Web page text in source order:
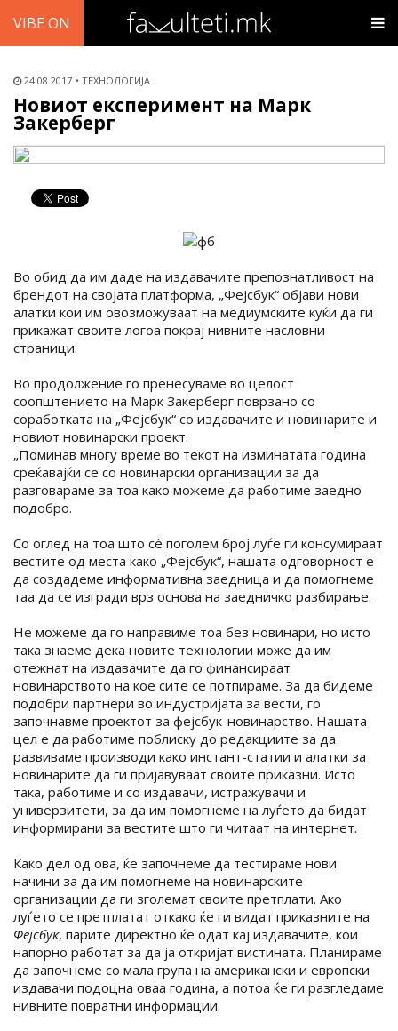
VIBE ON
24.08.2017 ТЕХНОЛОГИЈА
Новиот експеримент на Марк
Закерберг
Во обид да им даде на издавачите препознатливост на
брендот на својата платформа, „Фејсбук“ објави нови
алатки кои им овозможуваат на медиумските куќи да ги
прикажат своите логоа покрај нивните насловни
страници.
Во продолжение го пренесуваме во целост
соопштението на Марк Закерберг поврзано со
соработката на „Фејсбук“ со издавачите и новинарите и
новиот новинарски проект.
„Поминав многу време во текот на изминатата година
среќавајќи се со новинарски организации за да
разговараме за тоа како можеме да работиме заедно
подобро.
Со оглед на тоа што сè поголем број луѓе ги консумираат
вестите од места како „Фејсбук“, нашата одговорност е
да создадеме информативна заедница и да помогнеме
таа да се изгради врз основа на заедничко разбирање.
Не можеме да го направиме тоа без новинари, но исто
така знаеме дека новите технологии може да им
отежнат на издавачите да го финансираат
новинарството на кое сите се потпираме. За да бидеме
подобри партнери во индустријата за вести, го
започнавме проектот за фејсбук-новинарство. Нашата
цел е да работиме поблиску до редакциите за да
развиваме производи како инстант-статии и алатки за
новинарите да ги пријавуваат своите приказни. Исто
така, работиме и со издавачи, истражувачи и
универзитети, за да им помогнеме на луѓето да бидат
информирани за вестите што ги читаат на интернет.
Како дел од ова, ќе започнеме да тестираме нови
начини за да им помогнеме на новинарските
организации да ги зголемат своите претплати. Ако
луѓето се претплатат откако ќе ги видат приказните на
Фејсбук, парите директно ќе одат кај издавачите, кои
напорно работат за да ја откријат вистината. Планираме
да започнеме со мала група на американски и европски
издавачи подоцна оваа година, а потоа ќе ги разгледаме
нивните повратни информации.